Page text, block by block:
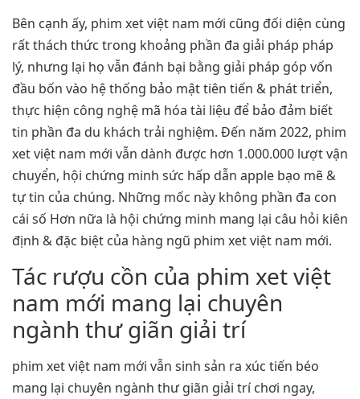
Bên cạnh ấy, phim xet việt nam mới cũng đối diện cùng
rất thách thức trong khoảng phần đa giải pháp pháp
lý, nhưng lại họ vẫn đánh bại bằng giải pháp góp vốn
đầu bốn vào hệ thống bảo mật tiên tiến & phát triển,
thực hiện công nghệ mã hóa tài liệu để bảo đảm biết
tin phần đa du khách trải nghiệm. Đến năm 2022, phim
xet việt nam mới vẫn dành được hơn 1.000.000 lượt vận
chuyển, hội chứng minh sức hấp dẫn apple bạo mẽ &
tự tin của chúng. Những mốc này không phần đa con
cái số Hơn nữa là hội chứng minh mang lại câu hỏi kiên
định & đặc biệt của hàng ngũ phim xet việt nam mới.
Tác rượu cồn của phim xet việt
nam mới mang lại chuyên
ngành thư giãn giải trí
phim xet việt nam mới vẫn sinh sản ra xúc tiến béo
mang lại chuyên ngành thư giãn giải trí chơi ngay,